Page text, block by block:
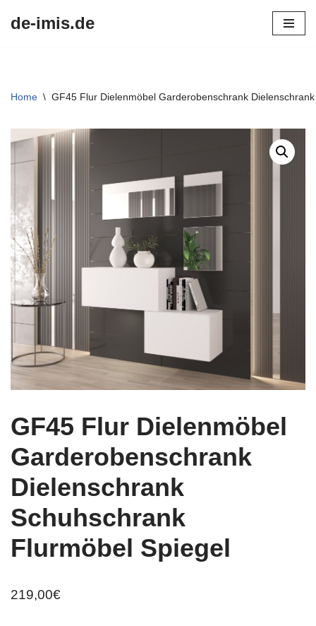
de-imis.de
Home \ GF45 Flur Dielenmöbel Garderobenschrank
GF45 Flur Dielenmöbel
Garderobenschrank
Dielenschrank
Schuhschrank
Flurmöbel Spiegel
219,00€